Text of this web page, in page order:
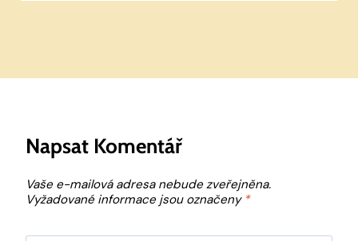
Napsat Komentář
Vaše e-mailová adresa nebude zveřejněna.
Vyžadované informace jsou označeny *